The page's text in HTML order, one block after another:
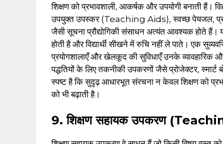
शिक्षण को प्रभावशाली, आकर्षक और उपयोगी बनाती हैं।
उपयुक्त उपस्कर (Teaching Aids), स्वच्छ पेयजल,
जैसी सूचना प्रौद्योगिकी संसाधन अत्यंत आवश्यक होते हैं।
होती है और विद्यार्थी सीखने में रुचि नहीं ले पाते। एक
प्रयोगशालाएँ और खेलकूद की सुविधाएँ उनके व्यावहारिक
पद्धतियों के लिए तकनीकी उपकरणों जैसे प्रोजेक्टर, स्मार्ट
स्पष्ट है कि सुदृढ़ आधारभूत संरचना न केवल शिक्षण को
को भी बढ़ाती है।
9. शिक्षण सहायक उपकरण